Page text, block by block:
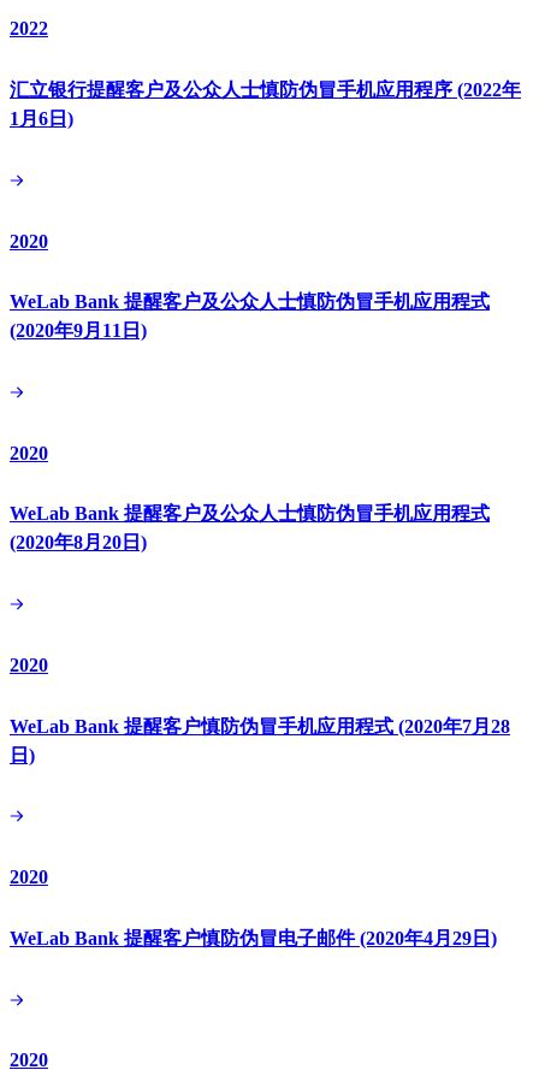
2022
汇立银行提醒客户及公众人士慎防伪冒手机应用程序 (2022年
1月6日)
2020
WeLab Bank 提醒客户及公众人士慎防伪冒手机应用程式
(2020年9月11日)
2020
WeLab Bank 提醒客户及公众人士慎防伪冒手机应用程式
(2020年8月20日)
2020
WeLab Bank 提醒客户慎防伪冒手机应用程式 (2020年7月28
日)
2020
WeLab Bank 提醒客户慎防伪冒电子邮件 (2020年4月29日)
2020